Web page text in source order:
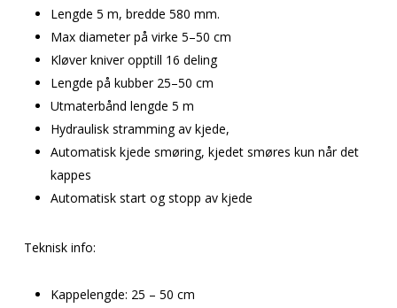
Lengde 5 m, bredde 580 mm.
Max diameter på virke 5–50 cm
Kløver kniver opptill 16 deling
Lengde på kubber 25–50 cm
Utmaterbånd lengde 5 m
Hydraulisk stramming av kjede,
Automatisk kjede smøring, kjedet smøres kun når det
kappes
Automatisk start og stopp av kjede
Teknisk info:
Kappelengde: 25 – 50 cm